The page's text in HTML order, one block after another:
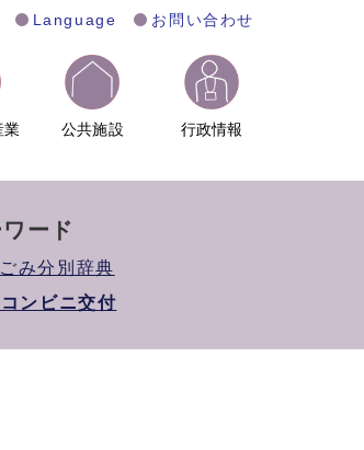
Language お問い合わせ
業 公共施設 行政情報
ード
ごみ分別辞典
ンビニ交付